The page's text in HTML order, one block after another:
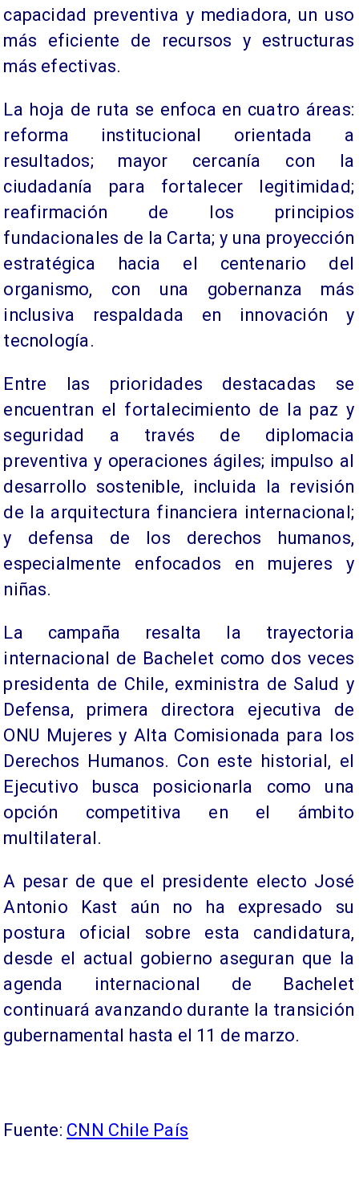
capacidad preventiva y mediadora, un uso
más eficiente de recursos y estructuras
más efectivas.
La hoja de ruta se enfoca en cuatro áreas:
reforma institucional orientada a
resultados; mayor cercanía con la
ciudadanía para fortalecer legitimidad;
reafirmación de los principios
fundacionales de la Carta; y una proyección
estratégica hacia el centenario del
organismo, con una gobernanza más
inclusiva respaldada en innovación y
tecnología.
Entre las prioridades destacadas se
encuentran el fortalecimiento de la paz y
seguridad a través de diplomacia
preventiva y operaciones ágiles; impulso al
desarrollo sostenible, incluida la revisión
de la arquitectura financiera internacional;
y defensa de los derechos humanos,
especialmente enfocados en mujeres y
niñas.
La campaña resalta la trayectoria
internacional de Bachelet como dos veces
presidenta de Chile, exministra de Salud y
Defensa, primera directora ejecutiva de
ONU Mujeres y Alta Comisionada para los
Derechos Humanos. Con este historial, el
Ejecutivo busca posicionarla como una
opción competitiva en el ámbito
multilateral.
A pesar de que el presidente electo José
Antonio Kast aún no ha expresado su
postura oficial sobre esta candidatura,
desde el actual gobierno aseguran que la
agenda internacional de Bachelet
continuará avanzando durante la transición
gubernamental hasta el 11 de marzo.
Fuente: CNN Chile País